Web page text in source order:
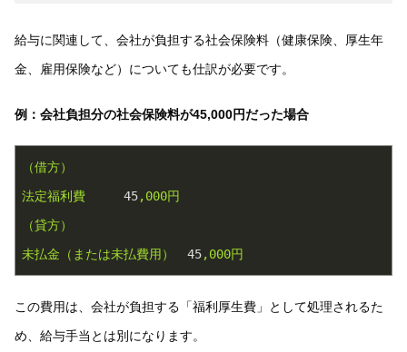
給与に関連して、会社が負担する社会保険料（健康保険、厚生年
金、雇用保険など）についても仕訳が必要です。
例：会社負担分の社会保険料が45,000円だった場合
（借方）
法定福利費
45,000円
（貸方）
未払金（または未払費用）
45,000円
この費用は、会社が負担する「福利厚生費」として処理されるた
め、給与手当とは別になります。